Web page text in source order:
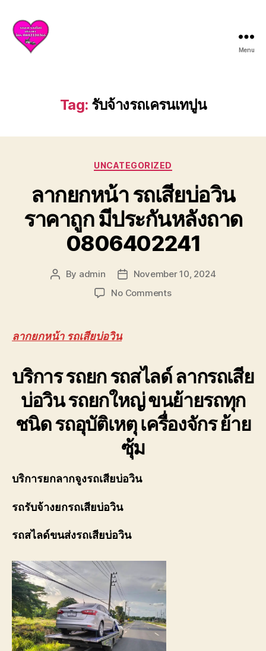
ให้
เหลือ
0800628488
Menu
Tag: รับจ้างรถเครนเทปูน
Categories
UNCATEGORIZED
ลากยกหน้า รถเสียบ่อวิน
ราคาถูก มีประกันหลังถาด
0806402241
Post
By admin
Post
date
November 10, 2024
No Commentson
บ่อ
วิน
ราคา
ถูก
มี
ลากยกหน้า รถเสียบ่อวิน
บริการ รถยก รถสไลด์ลากรถเสีย
บ่อวินรถยกใหญ่ ขนย้ายรถทุก
ชนิด รถอุบัติเหตุ เครื่องจักร ย้าย
ซุ้ม
บริการยกลากจูงรถเสียบ่อวิน
รถรับจ้างยกรถเสียบ่อวิน
รถสไลด์ขนส่งรถเสียบ่อวิน